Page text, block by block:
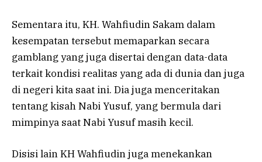
Sementara itu, KH. Wahfiudin Sakam dalam
kesempatan tersebut memaparkan secara
gamblang yang juga disertai dengan data-data
terkait kondisi realitas yang ada di dunia dan juga
di negeri kita saat ini. Dia juga menceritakan
tentang kisah Nabi Yusuf, yang bermula dari
mimpinya saat Nabi Yusuf masih kecil.
Disisi lain KH Wahfiudin juga menekankan